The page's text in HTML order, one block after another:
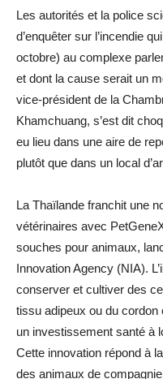
Les autorités et la police
d’enquêter sur l’incendie
octobre) au complexe
et dont la cause serait un
vice-président de la
Khamchuang, s’est dit
eu lieu dans une aire de
plutôt que dans un local
La Thaïlande franchit une
vétérinaires avec
souches pour animaux,
Innovation Agency (NIA).
conserver et cultiver des
tissu adipeux ou du cordon
un investissement santé à
Cette innovation répond à
des animaux de